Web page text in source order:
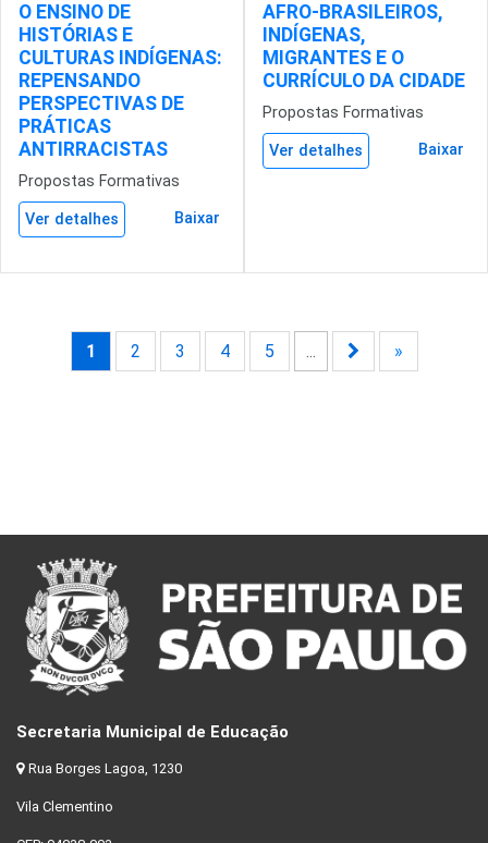
O ENSINO DE
HISTÓRIAS E
CULTURAS INDÍGENAS:
REPENSANDO
PERSPECTIVAS DE
PRÁTICAS
ANTIRRACISTAS
Propostas Formativas
Ver detalhes Baixar
AFRO-BRASILEIROS,
INDÍGENAS,
MIGRANTES E O
CURRÍCULO DA CIDADE
Propostas Formativas
Ver detalhes Baixar
1 2 3 4 5 ... »
Secretaria Municipal de Educação
Rua Borges Lagoa, 1230
Vila Clementino